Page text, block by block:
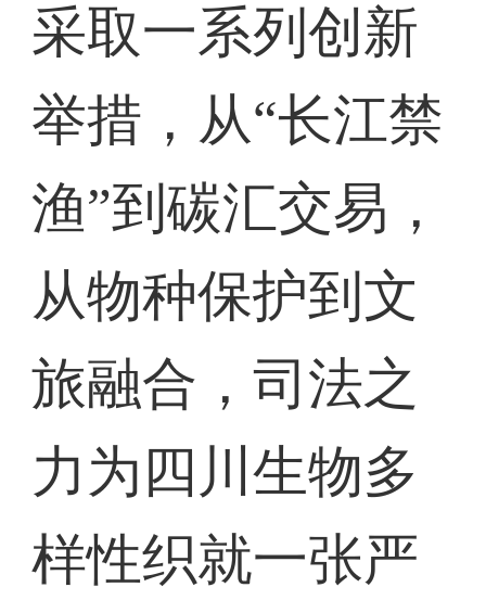
采取一系列创新
举措，从“长江禁
渔”到碳汇交易，
从物种保护到文
旅融合，司法之
力为四川生物多
样性织就一张严